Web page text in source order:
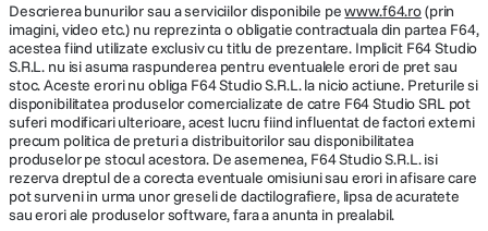
Descrierea bunurilor sau a serviciilor disponibile pewww.f64.ro(prin
imagini, video etc.) nu reprezinta o obligatie contractuala din partea F64,
acestea fiind utilizate exclusiv cu titlu de prezentare. Implicit F64 Studio
S.R.L. nu isi asuma raspunderea pentru eventualele erori de pret sau
stoc. Aceste erori nu obliga F64 Studio S.R.L. la nicio actiune. Preturile si
disponibilitatea produselor comercializate de catre F64 Studio SRL pot
suferi modificari ulterioare, acest lucru fiind influentat de factori externi
precum politica de preturi a distribuitorilor sau disponibilitatea
produselor pe stocul acestora. De asemenea, F64 Studio S.R.L. isi
rezerva dreptul de a corecta eventuale omisiuni sau erori in afisare care
pot surveni in urma unor greseli de dactilografiere, lipsa de acuratete
sau erori ale produselor software, fara a anunta in prealabil.